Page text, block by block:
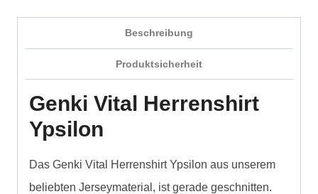
Beschreibung
Produktsicherheit
Genki Vital Herrenshirt
Ypsilon
Das Genki Vital Herrenshirt Ypsilon aus unserem
beliebten Jerseymaterial, ist gerade geschnitten.